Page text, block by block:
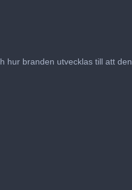
hur branden utvecklas till att den